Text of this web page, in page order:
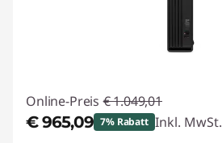
Online-Preis € 1.049,01
€ 965,09 7% Rabatt Inkl. MwSt.